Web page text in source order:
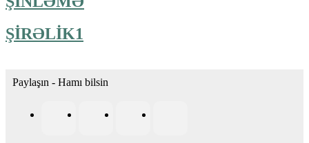
ŞİRƏLİK1
Paylaşın - Hamı bilsin